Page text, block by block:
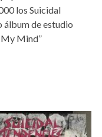
los Suicidal
álbum de estudio
My Mind”